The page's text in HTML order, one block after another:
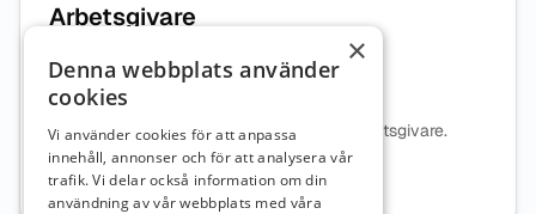
Arbetsgivare
Cedergrenska AB
Ingen beskrivning tillgänglig för denna arbetsgivare.
Mer information om arbetsgivaren
×
Denna webbplats använder
cookies
Vi använder cookies för att anpassa
innehåll, annonser och för att analysera vår
trafik. Vi delar också information om din
användning av vår webbplats med våra